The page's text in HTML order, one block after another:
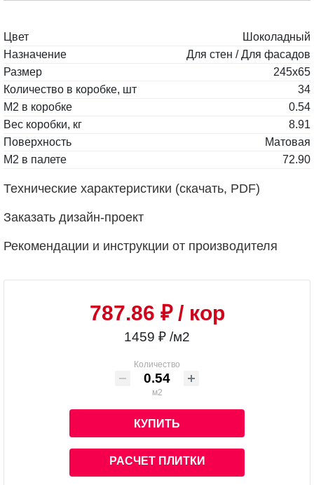
Цвет
Шоколадный
Назначение
Для стен / Для фасадов
Размер
245x65
Количество в коробке, шт
34
М2 в коробке
0.54
Вес коробки, кг
8.91
Поверхность
Матовая
М2 в палете
72.90
Технические характеристики (скачать, PDF)
Заказать дизайн-проект
Рекомендации и инструкции от производителя
787.86 ₽/ кор
1459 ₽ /м2
Количество
м2
КУПИТЬ
РАСЧЕТ ПЛИТКИ